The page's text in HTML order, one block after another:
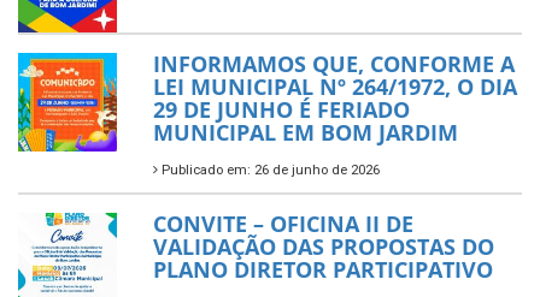
INFORMAMOS QUE, CONFORME A
LEI MUNICIPAL Nº 264/1972, O DIA
29 DE JUNHO É FERIADO
MUNICIPAL EM BOM JARDIM
Publicado em: 26 de junho de 2026
CONVITE – OFICINA II DE
VALIDAÇÃO DAS PROPOSTAS DO
PLANO DIRETOR PARTICIPATIVO